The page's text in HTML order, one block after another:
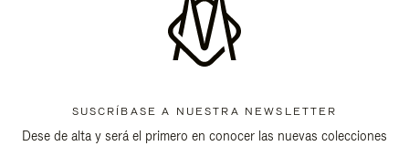
SUSCRÍBASE A NUESTRA NEWSLETTER
Dese de alta y será el primero en conocer las nuevas colecciones